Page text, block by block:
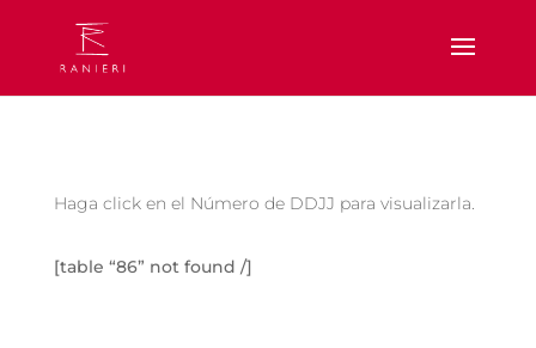
Haga click en el Número de DDJJ para visualizarla.
[table “86” not found /]